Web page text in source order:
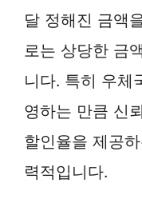
달 정해진 금액
로는 상당한 금
니다. 특히 우체
영하는 만큼 신
할인율을 제공
력적입니다.